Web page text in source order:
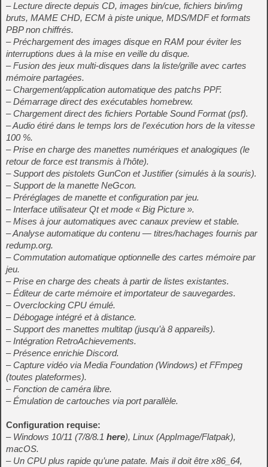
– Lecture directe depuis CD, images bin/cue, fichiers bin/img
bruts, MAME CHD, ECM à piste unique, MDS/MDF et formats
PBP non chiffrés.
– Préchargement des images disque en RAM pour éviter les
interruptions dues à la mise en veille du disque.
– Fusion des jeux multi-disques dans la liste/grille avec cartes
mémoire partagées.
– Chargement/application automatique des patchs PPF.
– Démarrage direct des exécutables homebrew.
– Chargement direct des fichiers Portable Sound Format (psf).
– Audio étiré dans le temps lors de l’exécution hors de la vitesse
100 %.
– Prise en charge des manettes numériques et analogiques (le
retour de force est transmis à l’hôte).
– Support des pistolets GunCon et Justifier (simulés à la souris).
– Support de la manette NeGcon.
– Préréglages de manette et configuration par jeu.
– Interface utilisateur Qt et mode « Big Picture ».
– Mises à jour automatiques avec canaux preview et stable.
– Analyse automatique du contenu — titres/hachages fournis par
redump.org.
– Commutation automatique optionnelle des cartes mémoire par
jeu.
– Prise en charge des cheats à partir de listes existantes.
– Éditeur de carte mémoire et importateur de sauvegardes.
– Overclocking CPU émulé.
– Débogage intégré et à distance.
– Support des manettes multitap (jusqu’à 8 appareils).
– Intégration RetroAchievements.
– Présence enrichie Discord.
– Capture vidéo via Media Foundation (Windows) et FFmpeg
(toutes plateformes).
– Fonction de caméra libre.
– Émulation de cartouches via port parallèle.
Configuration requise:
– Windows 10/11 (7/8/8.1 here), Linux (AppImage/Flatpak),
macOS.
– Un CPU plus rapide qu’une patate. Mais il doit être x86_64,